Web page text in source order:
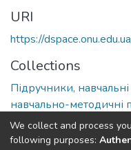
URI
https://
Collections
Підручники,
навчально-методичні
Full item page
We collect and process
following purposes: